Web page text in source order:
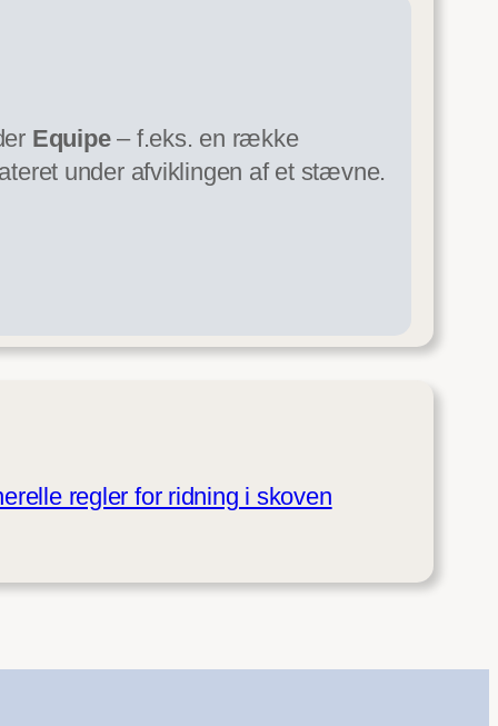
Equipe– f.eks. en række
under afviklingen af et stævne.
regler for ridning i skoven